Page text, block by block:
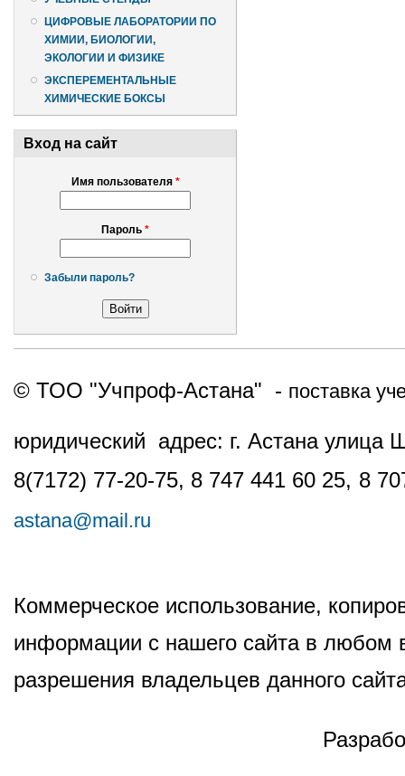
ЦИФРОВЫЕ ЛАБОРАТОРИИ ПО
ХИМИИ, БИОЛОГИИ,
ЭКОЛОГИИ И ФИЗИКЕ
ЭКСПЕРЕМЕНТАЛЬНЫЕ
ХИМИЧЕСКИЕ БОКСЫ
Вход на сайт
Имя пользователя *
Пароль *
Забыли пароль?
© ТОО "Учпроф-Астана" - поставка
юридический адрес: г. Астана
8(7172) 77-20-75, 8 747 441 60 25, 8
astana@mail.ru
Коммерческое использование,
информации с нашего сайта в любом
разрешения владельцев данного